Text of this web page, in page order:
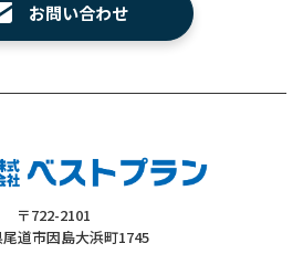
お問い合わせ
〒722-2101
道市因島大浜町1745